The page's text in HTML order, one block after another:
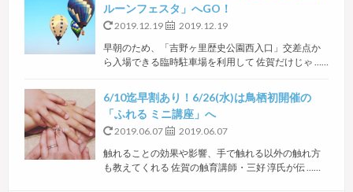
ルーンフェスタ」へGO！
2019.12.19
2019.12.19
早朝のため、「吉野ヶ里歴史公園西入口」交差点か
ら入場できる臨時駐車場を利用して 佐賀だけじゃ ……
6/10迄早割あり！6/26(水)は鳥栖初開催の
「ふれる ミニ講座」へ
2019.06.07
2019.06.07
触れることの効果や影響、手で触れる以外の触れ方
も教えてくれる 佐賀の触育講師・三好 淳氏が伝 ……